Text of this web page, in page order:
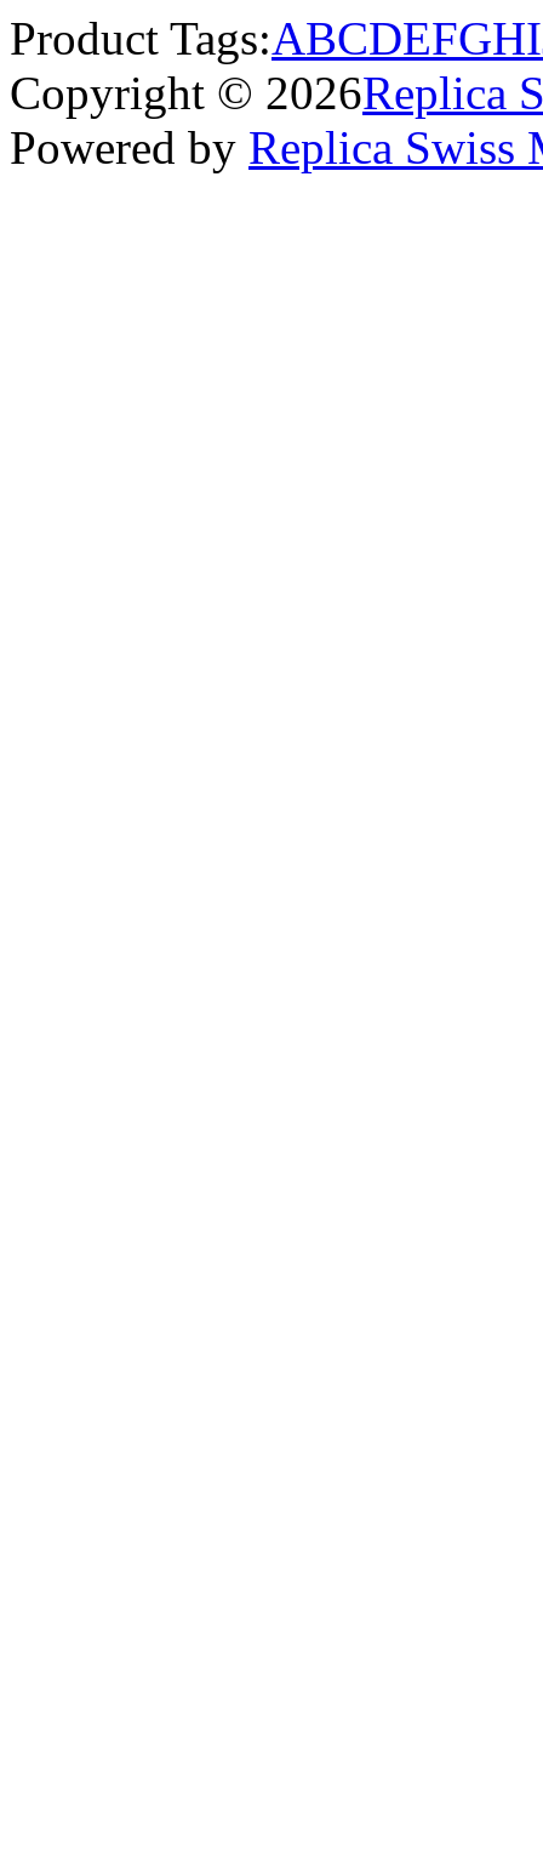
Product Tags:ABCDEFGHI
Copyright © 2026Replica
Powered by Replica Swiss